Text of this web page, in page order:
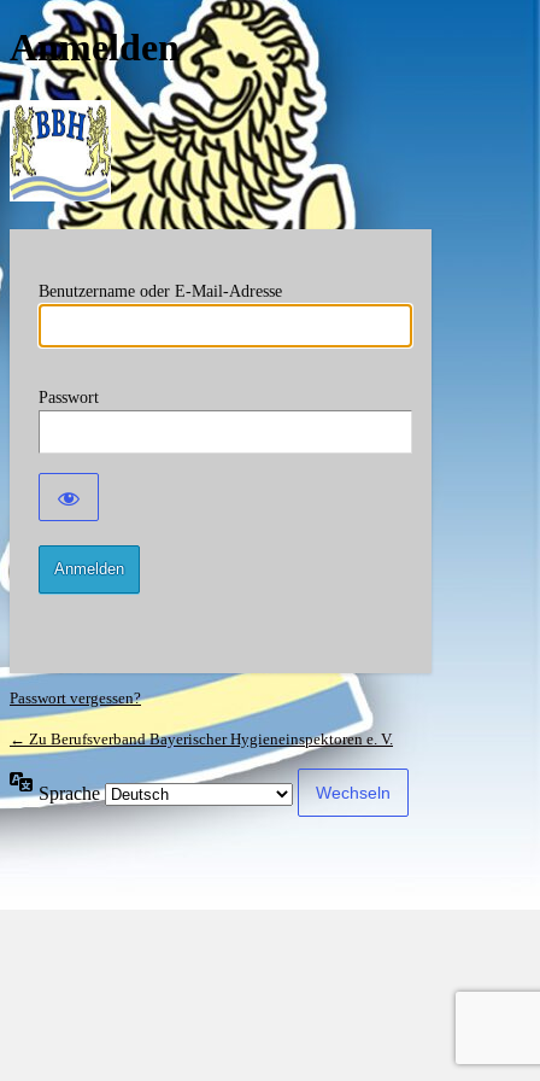
Anmelden
Berufsverband
Benutzername oder E-Mail-Adresse
Passwort
Passwort vergessen?
← Zu Berufsverband Bayerischer Hygieneinspektoren e. V.
Sprache